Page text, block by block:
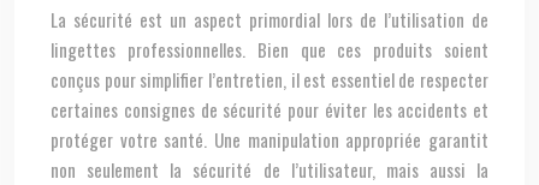
La sécurité est un aspect primordial lors de l’utilisation de
lingettes professionnelles. Bien que ces produits soient
conçus pour simplifier l’entretien, il est essentiel de respecter
certaines consignes de sécurité pour éviter les accidents et
protéger votre santé. Une manipulation appropriée garantit
non seulement la sécurité de l’utilisateur, mais aussi la